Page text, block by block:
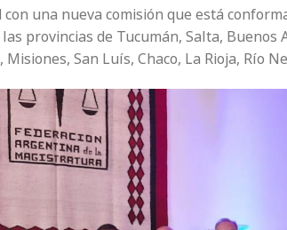
una nueva comisión que está
provincias de Tucumán, Salta, Buenos
San Luís, Chaco, La Rioja, Río